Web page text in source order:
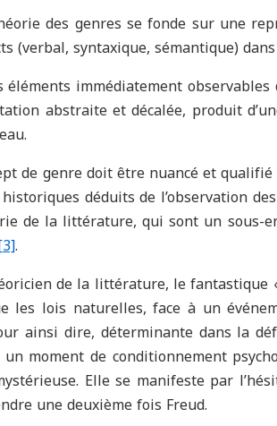
des genres se fonde sur une
(verbal, syntaxique, sémantique)
éléments immédiatement
abstraite et décalée, produit
de genre doit être nuancé et
déduits de l’observation
de la littérature, qui sont un sous-
.
de la littérature, le fantastique
les lois naturelles, face à un
ainsi dire, déterminante dans la
moment de conditionnement
Elle se manifeste par
une deuxième fois Freud.